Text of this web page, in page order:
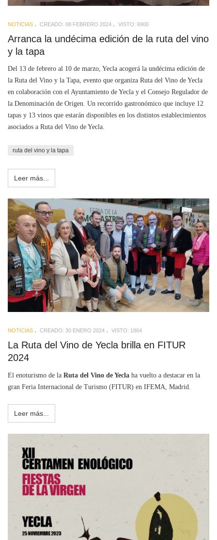
NOTICIAS CREADO: 08 FEBRERO 2024 VISTO: 6900
Arranca la undécima edición de la ruta del vino
y la tapa
Del 13 de febrero al 10 de marzo, Yecla acogerá la undécima edición de
la Ruta del Vino y la Tapa, evento que organiza Ruta del Vino de Yecla
en colaboración con el Ayuntamiento de Yecla y el Consejo Regulador de
la Denominación de Origen. Un recorrido gastronómico que incluye 12
tapas y 13 vinos que estarán disponibles en los distintos establecimientos
asociados a Ruta del Vino de Yecla.
ruta del vino y la tapa
Leer más...
NOTICIAS CREADO: 30 ENERO 2024 VISTO: 1864
La Ruta del Vino de Yecla brilla en FITUR
2024
El enoturismo de la Ruta del Vino de Yecla ha vuelto a destacar en la
gran Feria Internacional de Turismo (FITUR) en IFEMA, Madrid.
Leer más...